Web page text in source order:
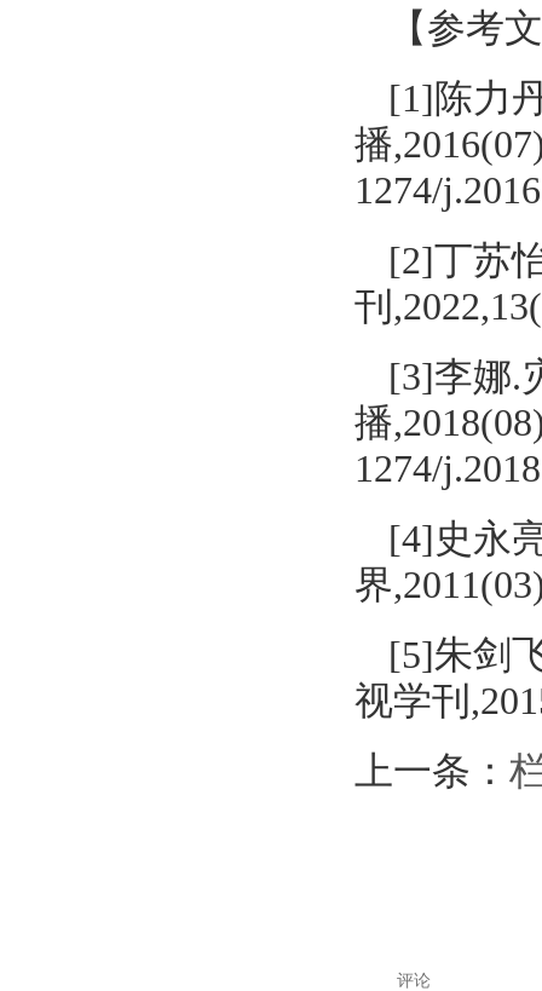
【参考
[1]陈力
播
1274/
[2]丁苏
刊
[3]李娜.
播
1274/
[4]史永
界
[5]朱剑
视学刊
上一条：
评论